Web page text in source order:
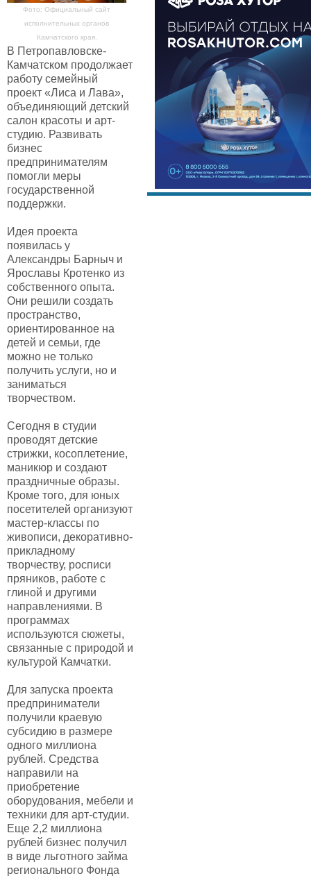
Фото: Официальный сайт
исполнительных органов
Камчатского края.
В Петропавловске-
Камчатском продолжает
работу семейный
проект «Лиса и Лава»,
объединяющий детский
салон красоты и арт-
студию. Развивать
бизнес
предпринимателям
помогли меры
государственной
поддержки.
Идея проекта
появилась у
Александры Барныч и
Ярославы Кротенко из
собственного опыта.
Они решили создать
пространство,
ориентированное на
детей и семьи, где
можно не только
получить услуги, но и
заниматься
творчеством.
Сегодня в студии
проводят детские
стрижки, косоплетение,
маникюр и создают
праздничные образы.
Кроме того, для юных
посетителей организуют
мастер-классы по
живописи, декоративно-
прикладному
творчеству, росписи
пряников, работе с
глиной и другими
направлениями. В
программах
используются сюжеты,
связанные с природой и
культурой Камчатки.
Для запуска проекта
предприниматели
получили краевую
субсидию в размере
одного миллиона
рублей. Средства
направили на
приобретение
оборудования, мебели и
техники для арт-студии.
Еще 2,2 миллиона
рублей бизнес получил
в виде льготного займа
регионального Фонда